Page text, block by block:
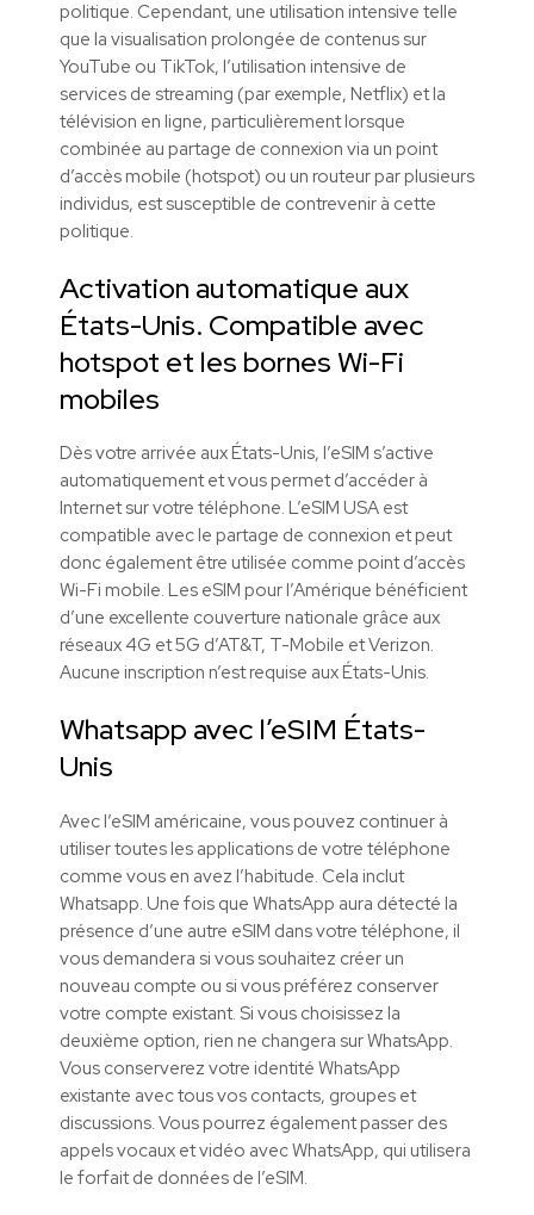
politique. Cependant, une utilisation intensive telle
que la visualisation prolongée de contenus sur
YouTube ou TikTok, l’utilisation intensive de
services de streaming (par exemple, Netflix) et la
télévision en ligne, particulièrement lorsque
combinée au partage de connexion via un point
d’accès mobile (hotspot) ou un routeur par plusieurs
individus, est susceptible de contrevenir à cette
politique.
Activation automatique aux
États-Unis. Compatible avec
hotspot et les bornes Wi-Fi
mobiles
Dès votre arrivée aux États-Unis, l’eSIM s’active
automatiquement et vous permet d’accéder à
Internet sur votre téléphone. L’eSIM USA est
compatible avec le partage de connexion et peut
donc également être utilisée comme point d’accès
Wi-Fi mobile. Les eSIM pour l’Amérique bénéficient
d’une excellente couverture nationale grâce aux
réseaux 4G et 5G d’AT&T, T-Mobile et Verizon.
Aucune inscription n’est requise aux États-Unis.
Whatsapp avec l’eSIM États-
Unis
Avec l’eSIM américaine, vous pouvez continuer à
utiliser toutes les applications de votre téléphone
comme vous en avez l’habitude. Cela inclut
Whatsapp. Une fois que WhatsApp aura détecté la
présence d’une autre eSIM dans votre téléphone, il
vous demandera si vous souhaitez créer un
nouveau compte ou si vous préférez conserver
votre compte existant. Si vous choisissez la
deuxième option, rien ne changera sur WhatsApp.
Vous conserverez votre identité WhatsApp
existante avec tous vos contacts, groupes et
discussions. Vous pourrez également passer des
appels vocaux et vidéo avec WhatsApp, qui utilisera
le forfait de données de l’eSIM.